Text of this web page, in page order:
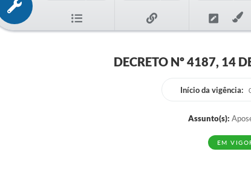
DECRETO Nº 4187, 14
Início da vigência:
Assunto(s):
EM